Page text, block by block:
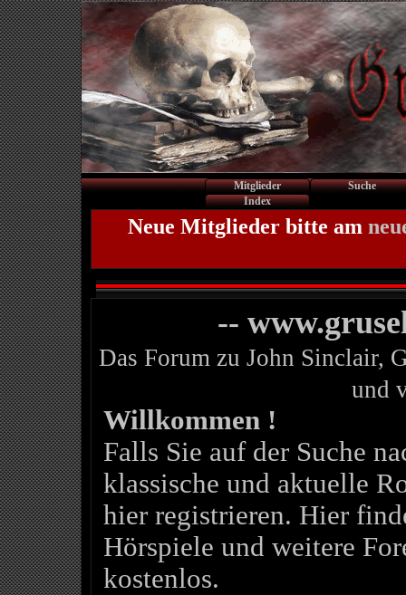
Mitglieder
Suche
Index
Neue Mitglieder bitte am
--
Das Forum zu John Sinclair,
und
Willkommen !
Falls Sie auf der Suche
klassische und aktuelle
hier registrieren. Hier
Hörspiele und weitere
kostenlos.